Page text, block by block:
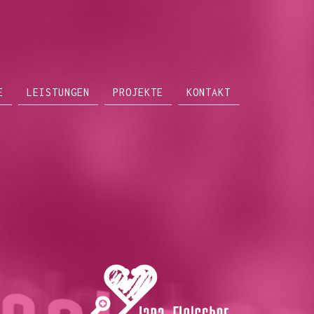
LEISTUNGEN PROJEKTE KONTAKT